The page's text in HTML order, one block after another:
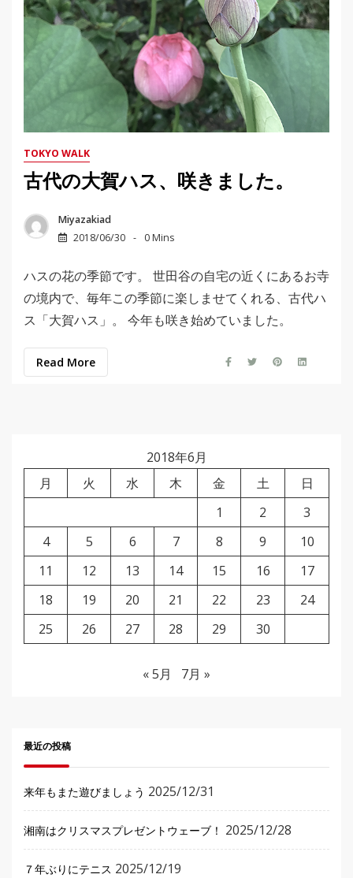
TOKYO WALK
古代の大賀ハス、咲きました。
Miyazakiad
2018/06/30
0 Mins
ハスの花の季節です。 世田谷の自宅の近くにあるお寺
の境内で、毎年この季節に楽しませてくれる、古代ハ
ス「大賀ハス」。 今年も咲き始めていました。
Read More
2018年6月
月
火 水 木 金 土
日
1
2
3
4
5 6 7 8 9
10
11
12 13 14 15 16
17
18
19 20 21 22 23
24
25
26 27 28 29 30
« 5月 7月 »
最近の投稿
来年もまた遊びましょう 2025/12/31
湘南はクリスマスプレゼントウェーブ！ 2025/12/28
７年ぶりにテニス 2025/12/19